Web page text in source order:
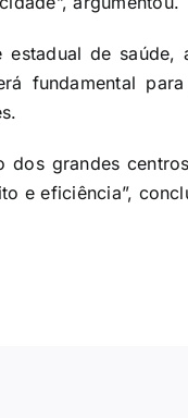
de saúde,
fundamental
grandes
e eficiência”,